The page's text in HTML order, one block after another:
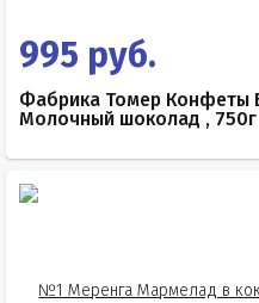
995 руб.
Фабрика Томер Конфеты
Молочный шоколад , 750г